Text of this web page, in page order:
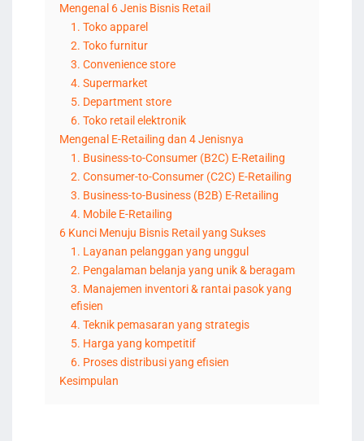
Mengenal 6 Jenis Bisnis Retail
1. Toko apparel
2. Toko furnitur
3. Convenience store
4. Supermarket
5. Department store
6. Toko retail elektronik
Mengenal E-Retailing dan 4 Jenisnya
1. Business-to-Consumer (B2C) E-Retailing
2. Consumer-to-Consumer (C2C) E-Retailing
3. Business-to-Business (B2B) E-Retailing
4. Mobile E-Retailing
6 Kunci Menuju Bisnis Retail yang Sukses
1. Layanan pelanggan yang unggul
2. Pengalaman belanja yang unik & beragam
3. Manajemen inventori & rantai pasok yang
efisien
4. Teknik pemasaran yang strategis
5. Harga yang kompetitif
6. Proses distribusi yang efisien
Kesimpulan